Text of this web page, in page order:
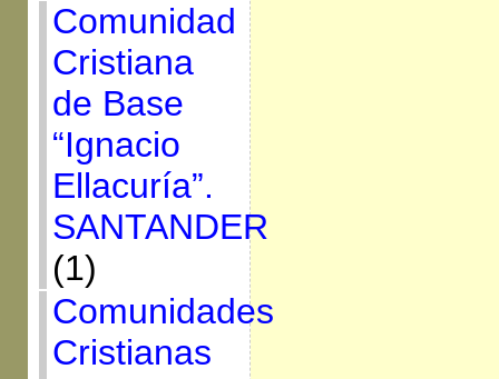
Comunidad
Cristiana
de Base
“Ignacio
Ellacuría”.
SANTANDER
(1)
Comunidades
Cristianas